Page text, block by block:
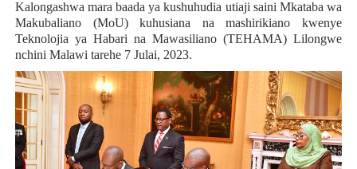
Kalongashwa mara baada ya kushuhudia utiaji saini Mkataba wa
Makubaliano (MoU) kuhusiana na mashirikiano kwenye
Teknolojia ya Habari na Mawasiliano (TEHAMA) Lilongwe
nchini Malawi tarehe 7 Julai, 2023.